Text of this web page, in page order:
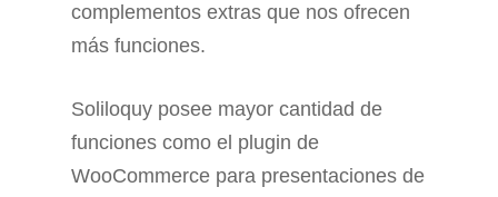
complementos extras que nos ofrecen
más funciones.
Soliloquy posee mayor cantidad de
funciones como el plugin de
WooCommerce para presentaciones de